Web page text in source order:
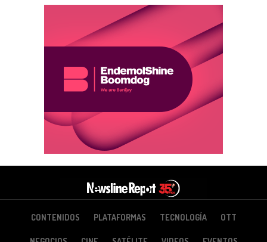
CONTENIDOS PLATAFORMAS TECNOLOGÍA OTT